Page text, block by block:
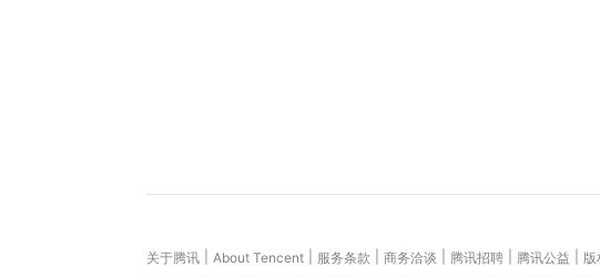
关于腾讯 About Tencent 服务条款 商务洽谈 腾讯招聘 腾讯公益